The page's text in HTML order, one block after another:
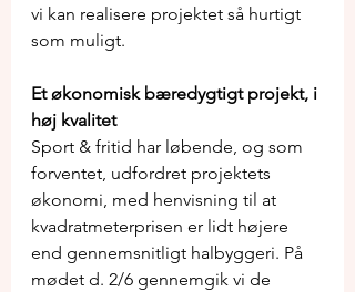
vi kan realisere projektet så hurtigt
som muligt.
Et økonomisk bæredygtigt projekt, i
høj kvalitet
Sport & fritid har løbende, og som
forventet, udfordret projektets
økonomi, med henvisning til at
kvadratmeterprisen er lidt højere
end gennemsnitligt halbyggeri. På
mødet d. 2/6 gennemgik vi de